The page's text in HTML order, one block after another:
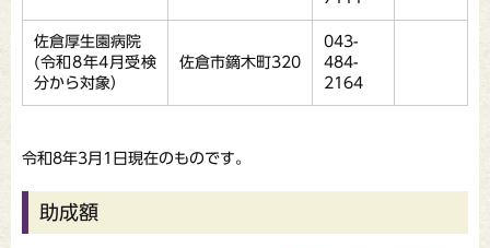
佐倉厚生園病院
(令和8年4月受検
分から対象）
佐倉市鏑木町320
043-
484-
2164
令和8年3月1日現在のものです。
助成額